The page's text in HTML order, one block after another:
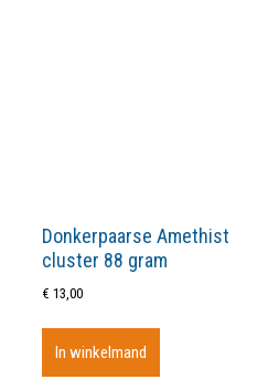
Donkerpaarse Amethist
cluster 88 gram
€ 13,00
In winkelmand